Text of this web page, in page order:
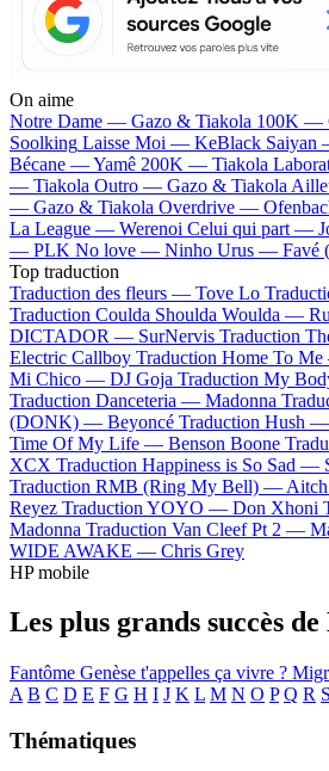
On aime
Notre Dame — Gazo & Tiakola 100K —
Soolking Laisse Moi — KeBlack Saiyan
Bécane —Yamê 200K — Tiakola
— Tiakola Outro — Gazo & Tiakola
— Gazo & Tiakola Overdrive —
La League — Werenoi Celui qui part —
— PLK No love — Ninho Urus — Favé
Top traduction
Traduction des fleurs — Tove Lo
Traduction Coulda Shoulda Woulda —
DICTADOR — SurNervis Traduction
Electric Callboy Traduction Home To
Mi Chico — DJ Goja Traduction My
Traduction Danceteria — Madonna
(DONK) — Beyoncé Traduction Hush —
Time Of My Life — Benson Boone
XCX Traduction Happiness is So Sad —
Traduction RMB (Ring My Bell) — Aitch
Reyez Traduction YOYO — Don Xhoni
Madonna Traduction Van Cleef Pt 2 —
WIDE AWAKE — Chris Grey
HP mobile
Les plus grands succès
Fantôme Genèse t'appelles ça vivre ?
A B C D E F G H I J K L M N O P Q R S
Thématiques